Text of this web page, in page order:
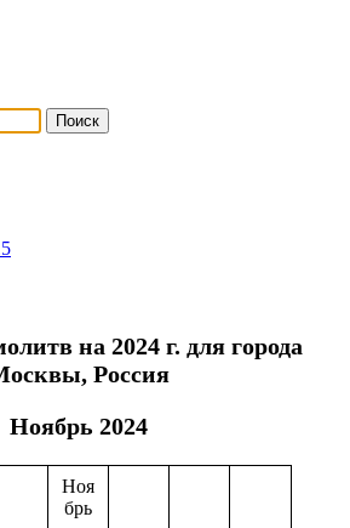
на 2024 г. для города
Россия
Ноябрь 2024
Ноя
брь